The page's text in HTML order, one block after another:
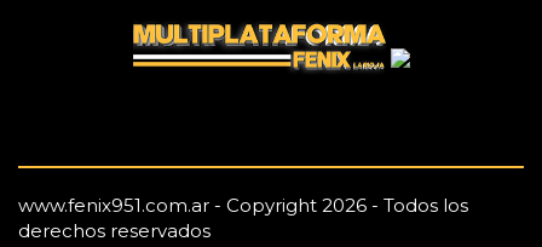
www.fenix951.com.ar - Copyright 2026 - Todos los
derechos reservados